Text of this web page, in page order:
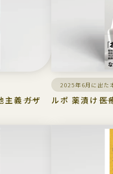
義――ガザ
2025年6月に出た
ルポ 薬漬け――